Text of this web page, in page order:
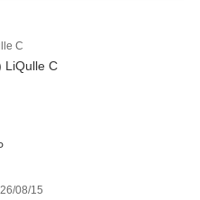
C
LiQulle C
08/15